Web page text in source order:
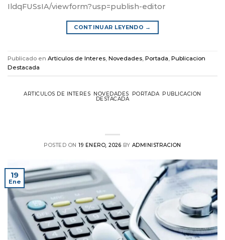
IldqFUSsIA/viewform?usp=publish-editor
CONTINUAR LEYENDO →
Publicado en Articulos de Interes, Novedades, Portada, Publicacion
Destacada
ARTICULOS DE INTERES NOVEDADES PORTADA PUBLICACION
DESTACADA
POSTED ON19 ENERO, 2026 BY ADMINISTRACION
19
Ene